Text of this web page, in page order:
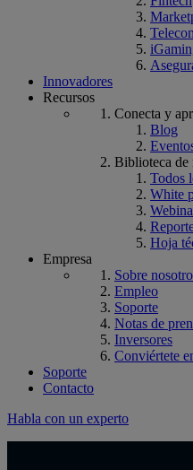
Innovadores
Recursos
Conecta y
Blog
Biblioteca de
Todos
White
Hoja
Empresa
Sobre
Empleo
Soporte
Notas de
Inversores
Conviértete
Soporte
Contacto
Habla con un experto